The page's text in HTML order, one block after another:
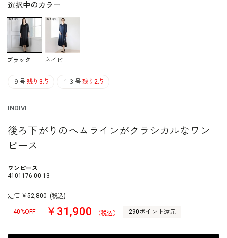
選択中のカラー
ブラック ネイビー
９号 残り3点 １３号 残り2点
INDIVI
後ろ下がりのヘムラインがクラシカルなワン
ピース
ワンピース
4101176-00-13
定価 ￥52,800 (税込)
40%OFF ￥31,900 （税込） 290ポイント還元